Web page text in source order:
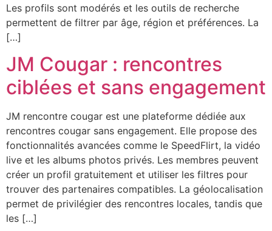
Les profils sont modérés et les outils de recherche
permettent de filtrer par âge, région et préférences. La
[…]
JM Cougar : rencontres
ciblées et sans engagement
JM rencontre cougar est une plateforme dédiée aux
rencontres cougar sans engagement. Elle propose des
fonctionnalités avancées comme le SpeedFlirt, la vidéo
live et les albums photos privés. Les membres peuvent
créer un profil gratuitement et utiliser les filtres pour
trouver des partenaires compatibles. La géolocalisation
permet de privilégier des rencontres locales, tandis que
les […]